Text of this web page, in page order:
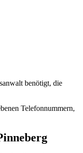
benötigt, die
Telefonnummern,